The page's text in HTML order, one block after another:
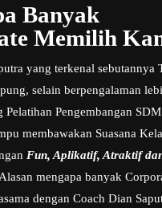
Banyak
Memilih
yang terkenal sebutannya
selain berpengalaman
Pelatihan Pengembangan
membawakan Suasana
Fun, Aplikatif, Atraktif
mengapa banyak
dengan Coach Dian